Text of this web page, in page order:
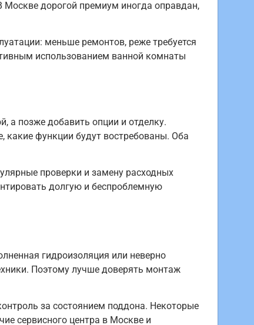
Москве дорогой премиум иногда оправдан,
меньше ремонтов, реже требуется
использованием ванной комнаты
а позже добавить опции и отделку.
какие функции будут востребованы. Оба
проверки и замену расходных
долгую и беспроблемную
гидроизоляция или неверно
Поэтому лучше доверять монтаж
за состоянием поддона. Некоторые
сервисного центра в Москве и